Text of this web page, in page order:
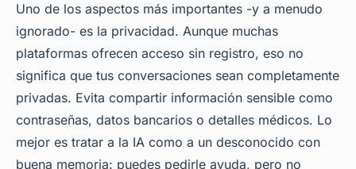
Uno de los aspectos más importantes -y a menudo
ignorado- es la privacidad. Aunque muchas
plataformas ofrecen acceso sin registro, eso no
significa que tus conversaciones sean completamente
privadas. Evita compartir información sensible como
contraseñas, datos bancarios o detalles médicos. Lo
mejor es tratar a la IA como a un desconocido con
buena memoria: puedes pedirle ayuda, pero no